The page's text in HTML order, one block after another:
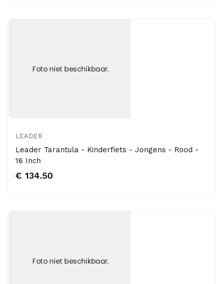
LEADER
Leader Tarantula - Kinderfiets - Jongens - Rood -
16 Inch
€ 134.50